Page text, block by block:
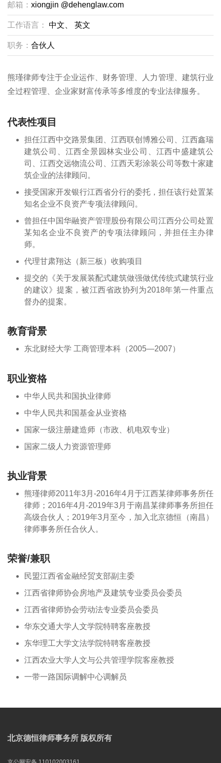
邮箱： xiongjin @dehenglaw.com
工作语言： 中文、 英文
职务： 合伙人
熊瑾律师专注于企业运作、财务管理、人力管理、建筑行业
全过程管理、企业家财富传承等多维度的专业法律服务。
代表性项目
担任江西中交路景集团、江西联创博雅公司、江西鑫瑞
建筑公司、江西全景园林实业公司、江西中盛建筑公
司、江西交远物流公司、江西天彩涂装公司等数十家建
筑企业的法律顾问。
接受国家开发银行江西省分行的委托，担任该行处置某
知名企业不良资产专项法律顾问。
曾担任中国华融资产管理股份有限公司江西分公司处置
某知名企业不良资产的专项法律顾问，并担任主办律
师。
代理甘肃翔达（新三板）收购项目
提交的《关于发展装配式建筑做强做优传统式建筑行业
的建议》提案，被江西省政协列为2018年第一件重点
督办的提案。
教育背景
东北财经大学 工商管理本科（2005—2007）
职业资格
中华人民共和国执业律师
中华人民共和国基金从业资格
国家一级注册建造师（市政、机电双专业）
国家二级人力资源管理师
执业背景
熊瑾律师2011年3月-2016年4月于江西某律师事务所任
律师；2016年4月-2019年3月于南昌某律师事务所担任
高级合伙人；2019年3月至今，加入北京德恒（南昌）
律师事务所任合伙人。
荣誉/兼职
民盟江西省金融经贸支部副主委
江西省律师协会房地产及建筑专业委员会委员
江西省律师协会劳动法专业委员会委员
华东交通大学人文学院特聘客座教授
东华理工大学文法学院特聘客座教授
江西农业大学人文与公共管理学院客座教授
一带一路国际调解中心调解员
北京德恒律师事务所 版权所有